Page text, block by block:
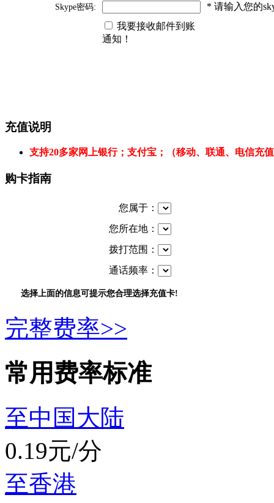
Skype密码:
* 请输入您的
我要接收邮件到账
通知！
充值说明
支持20多家网上银行；支付宝；（移动、联通、电信充
购卡指南
您属于：
您所在地：
拨打范围：
通话频率：
选择上面的信息可提示您合理选择充值卡!
完整费率>>
常用费率标准
至中国大陆
0.19元/分
至香港